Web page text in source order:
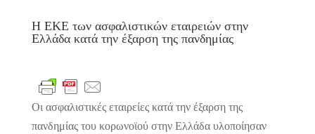
Η ΕΚΕ των ασφαλιστικών εταιρειών στην
Ελλάδα κατά την έξαρση της πανδημίας
Οι ασφαλιστικές εταιρείες κατά την έξαρση της
πανδημίας του κορωνοϊού στην Ελλάδα υλοποίησαν